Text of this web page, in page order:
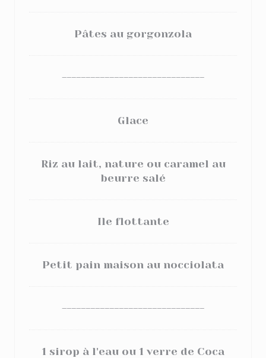
Pâtes au gorgonzola
------------------------------
Glace
Riz au lait, nature ou caramel au
beurre salé
Ile flottante
Petit pain maison au nocciolata
------------------------------
1 sirop à l'eau ou 1 verre de Coca